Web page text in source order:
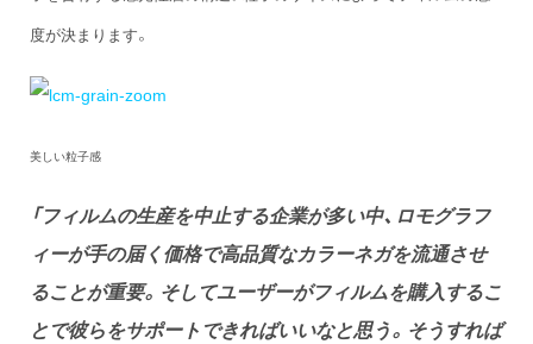
度が決まります。
美しい粒子感
「フィルムの生産を中止する企業が多い中、ロモグラフ
ィーが手の届く価格で高品質なカラーネガを流通させ
ることが重要。そしてユーザーがフィルムを購入するこ
とで彼らをサポートできればいいなと思う。そうすれば